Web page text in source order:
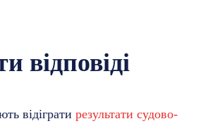
відповіді
відіграти результати судово-